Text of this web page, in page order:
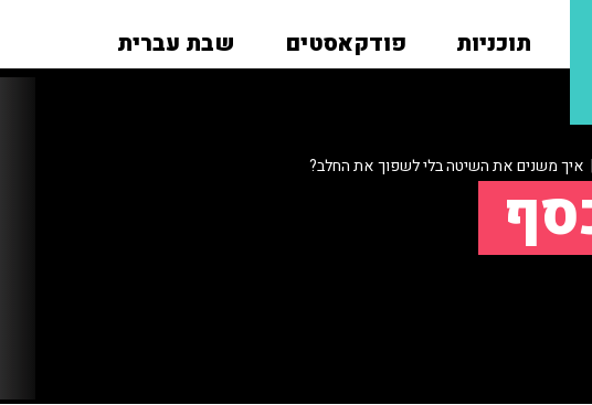
תוכניות פודקאסטים שבת עברית
| איך משנים את השיטה בלי לשפוך את החלב?